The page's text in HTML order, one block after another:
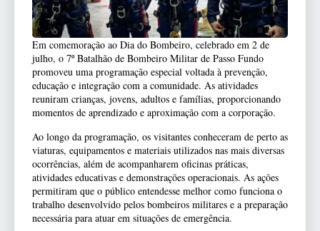
Em comemoração ao Dia do Bombeiro, celebrado em 2 de
julho, o 7º Batalhão de Bombeiro Militar de Passo Fundo
promoveu uma programação especial voltada à prevenção,
educação e integração com a comunidade. As atividades
reuniram crianças, jovens, adultos e famílias, proporcionando
momentos de aprendizado e aproximação com a corporação.
Ao longo da programação, os visitantes conheceram de perto as
viaturas, equipamentos e materiais utilizados nas mais diversas
ocorrências, além de acompanharem oficinas práticas,
atividades educativas e demonstrações operacionais. As ações
permitiram que o público entendesse melhor como funciona o
trabalho desenvolvido pelos bombeiros militares e a preparação
necessária para atuar em situações de emergência.